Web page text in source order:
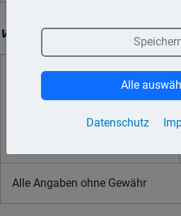
Vorschau auf die Steuertermine
10.09.Umsatzsteuer,
Lohnsteuer, Kirchensteuer zur
Alle Angaben ohne Gewähr
Datenschutz
Alle